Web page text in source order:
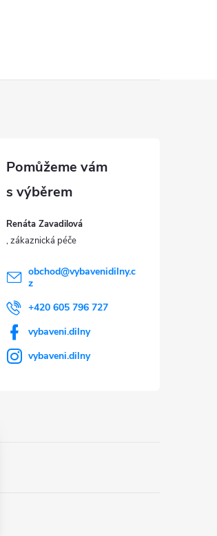
Renáta Zavadilová
obchod@vybavenidilny.c
z
+420 605 796 727
vybaveni.dilny
vybaveni.dilny